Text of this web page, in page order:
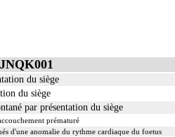
du siège
du siège
par présentation du siège
prématuré
d'une anomalie du rythme cardiaque du foetus